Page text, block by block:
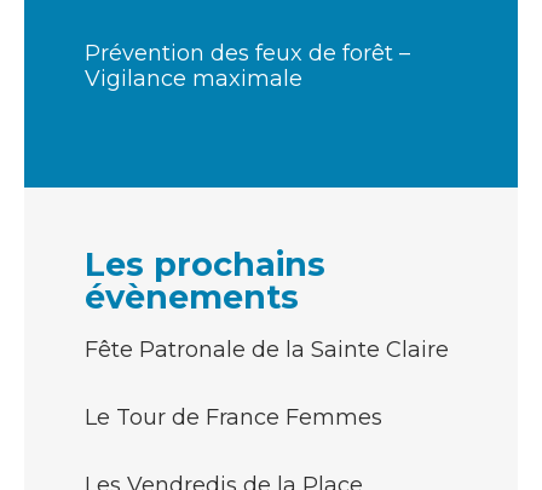
Prévention des feux de forêt –
Vigilance maximale
Les prochains
évènements
Fête Patronale de la Sainte Claire
Le Tour de France Femmes